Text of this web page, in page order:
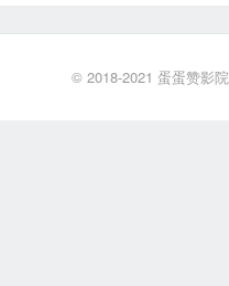
© 2018-2021 蛋蛋赞影院